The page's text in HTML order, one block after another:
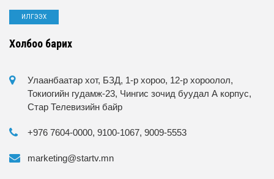
Холбоо барих
Улаанбаатар хот, БЗД, 1-р хороо, 12-р хороолол,
Токиогийн гудамж-23, Чингис зочид буудал А корпус,
Стар Телевизийн байр
+976 7604-0000, 9100-1067, 9009-5553
marketing@startv.mn